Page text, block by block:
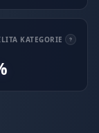
KATEGORIE